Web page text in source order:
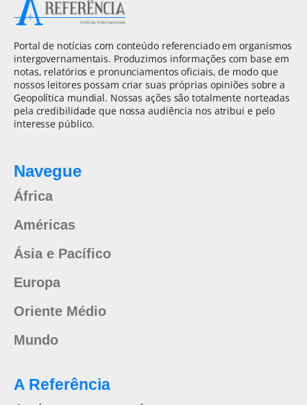
Portal de notícias com conteúdo referenciado em organismos
intergovernamentais. Produzimos informações com base em
notas, relatórios e pronunciamentos oficiais, de modo que
nossos leitores possam criar suas próprias opiniões sobre a
Geopolítica mundial. Nossas ações são totalmente norteadas
pela credibilidade que nossa audiência nos atribui e pelo
interesse público.
Navegue
África
Américas
Ásia e Pacífico
Europa
Oriente Médio
Mundo
A Referência